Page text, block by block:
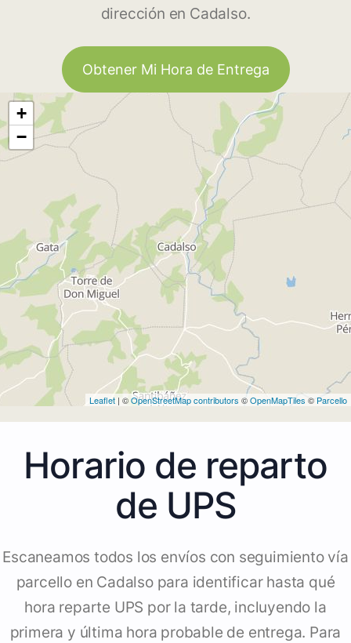
dirección en Cadalso.
Obtener Mi Hora de Entrega
+
−
Leaflet | ©OpenStreetMap contributors ©OpenMapTiles © Parcello
Horario de reparto
de UPS
Escaneamos todos los envíos con seguimiento vía
parcello en Cadalso para identificar hasta qué
hora reparte UPS por la tarde, incluyendo la
primera y última hora probable de entrega. Para